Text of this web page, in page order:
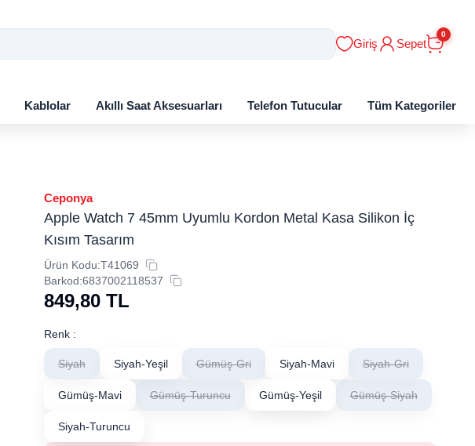
Giriş Sepet
0
Kablolar Akıllı Saat Aksesuarları Telefon Tutucular Tüm Kategoriler
Ceponya
Apple Watch 7 45mm Uyumlu Kordon Metal Kasa Silikon İç
Kısım Tasarım
Ürün Kodu:T41069
Barkod:6837002118537
849,80 TL
Renk :
Siyah Siyah-Yeşil Gümüş-Gri Siyah-Mavi Siyah-Gri
Gümüş-Mavi Gümüş-Turuncu Gümüş-Yeşil Gümüş-Siyah
Siyah-Turuncu